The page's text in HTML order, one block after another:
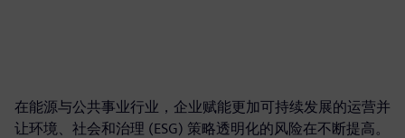
在能源与公共事业行业，企业赋能更加可持续发展的运营并
让环境、社会和治理 (ESG) 策略透明化的风险在不断提高。